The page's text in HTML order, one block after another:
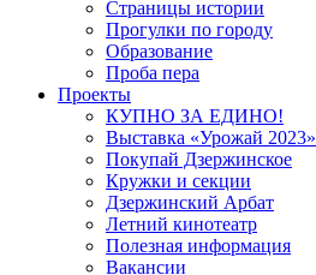
Страницы истории
Прогулки по городу
Образование
Проба пера
Проекты
КУПНО ЗА ЕДИНО!
Выставка «Урожай 2023»
Покупай Дзержинское
Кружки и секции
Дзержинский Арбат
Летний кинотеатр
Полезная информация
Вакансии